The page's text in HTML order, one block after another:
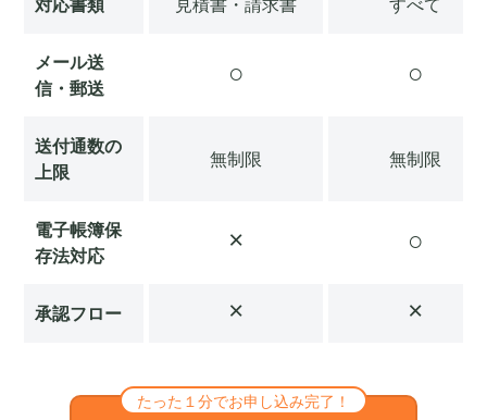
メール送
信・郵送 ○ ○
送付通数の
上限
無制限 無制限
電子帳簿保
存法対応
× ○
承認フロー × ×
たった１分でお申し込み完了！